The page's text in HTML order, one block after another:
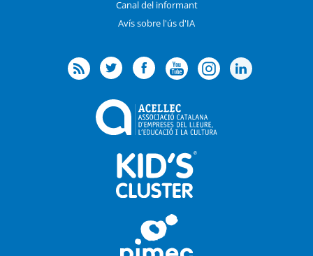
Canal del informant
Avís sobre l'ús d'IA